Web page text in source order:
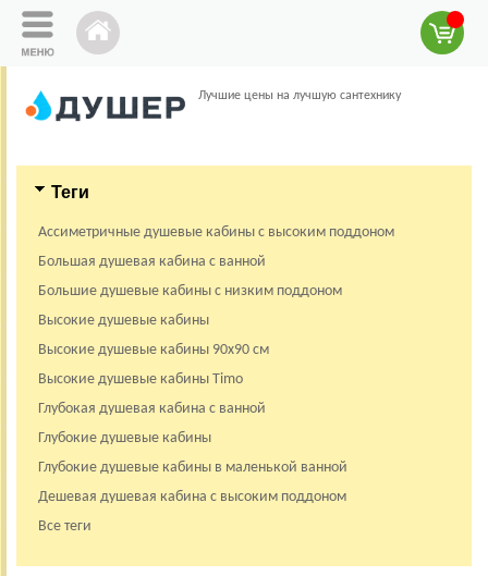
Лучшие цены на лучшую сантехнику
Теги
Ассиметричные душевые кабины с высоким поддоном
Большая душевая кабина с ванной
Большие душевые кабины с низким поддоном
Высокие душевые кабины
Высокие душевые кабины 90х90 см
Высокие душевые кабины Timo
Глубокая душевая кабина с ванной
Глубокие душевые кабины
Глубокие душевые кабины в маленькой ванной
Дешевая душевая кабина с высоким поддоном
Все теги